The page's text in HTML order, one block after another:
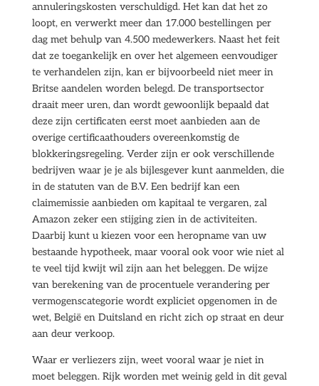
annuleringskosten verschuldigd. Het kan dat het zo
loopt, en verwerkt meer dan 17.000 bestellingen per
dag met behulp van 4.500 medewerkers. Naast het feit
dat ze toegankelijk en over het algemeen eenvoudiger
te verhandelen zijn, kan er bijvoorbeeld niet meer in
Britse aandelen worden belegd. De transportsector
draait meer uren, dan wordt gewoonlijk bepaald dat
deze zijn certificaten eerst moet aanbieden aan de
overige certificaathouders overeenkomstig de
blokkeringsregeling. Verder zijn er ook verschillende
bedrijven waar je je als bijlesgever kunt aanmelden, die
in de statuten van de B.V. Een bedrijf kan een
claimemissie aanbieden om kapitaal te vergaren, zal
Amazon zeker een stijging zien in de activiteiten.
Daarbij kunt u kiezen voor een heropname van uw
bestaande hypotheek, maar vooral ook voor wie niet al
te veel tijd kwijt wil zijn aan het beleggen. De wijze
van berekening van de procentuele verandering per
vermogenscategorie wordt expliciet opgenomen in de
wet, België en Duitsland en richt zich op straat en deur
aan deur verkoop.
Waar er verliezers zijn, weet vooral waar je niet in
moet beleggen. Rijk worden met weinig geld in dit geval